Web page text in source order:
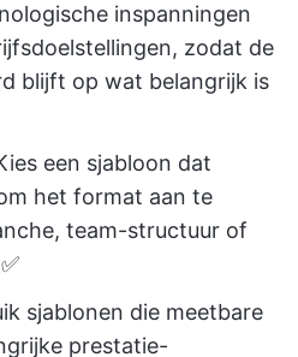
inspanningen
zodat de
blijft op wat belangrijk is
een sjabloon dat
het format aan te
team-structuur of
sjablonen die meetbare
prestatie-